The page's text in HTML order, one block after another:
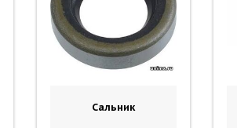
Сальник